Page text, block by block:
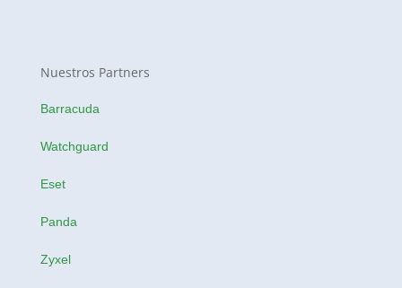
Nuestros Partners
Barracuda
Watchguard
Eset
Panda
Zyxel